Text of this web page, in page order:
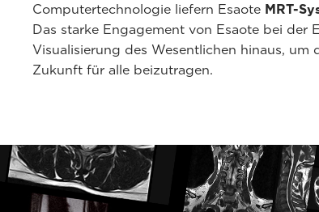
Computertechnologie liefern Esaote MRT-
Das starke Engagement von Esaote bei
Visualisierung des Wesentlichen hinaus, um
Zukunft für alle beizutragen.